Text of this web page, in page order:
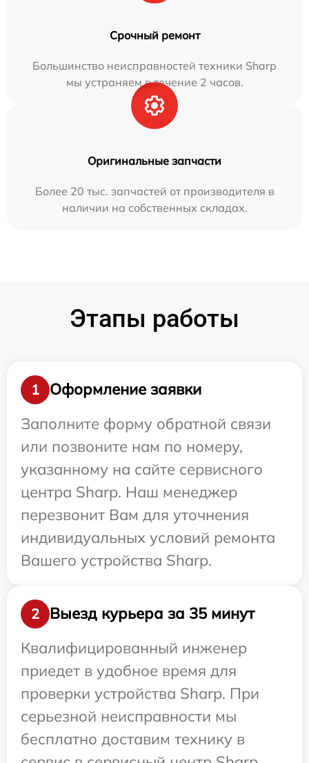
Срочный ремонт
Большинство неисправностей техники Sharp
мы устраняем в течение 2 часов.
Оригинальные запчасти
Более 20 тыс. запчастей от производителя в
наличии на собственных складах.
Этапы работы
1
Оформление заявки
Заполните форму обратной связи
или позвоните нам по номеру,
указанному на сайте сервисного
центра Sharp. Наш менеджер
перезвонит Вам для уточнения
индивидуальных условий ремонта
Вашего устройства Sharp.
2
Выезд курьера за 35 минут
Квалифицированный инженер
приедет в удобное время для
проверки устройства Sharp. При
серьезной неисправности мы
бесплатно доставим технику в